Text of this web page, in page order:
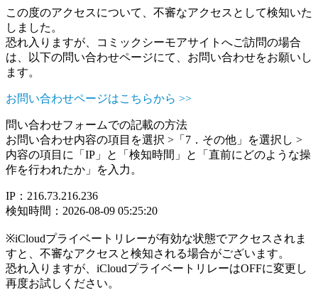
この度のアクセスについて、不審なアクセスとして検知いた
しました。
恐れ入りますが、コミックシーモアサイトへご訪問の場合
は、以下の問い合わせページにて、お問い合わせをお願いし
ます。
お問い合わせページはこちらから >>
問い合わせフォームでの記載の方法
お問い合わせ内容の項目を選択 >「7．その他」を選択し >
内容の項目に「IP」と「検知時間」と「直前にどのような操
作を行われたか」を入力。
IP：216.73.216.236
検知時間：2026-08-09 05:25:20
※iCloudプライベートリレーが有効な状態でアクセスされま
すと、不審なアクセスと検知される場合がございます。
恐れ入りますが、iCloudプライベートリレーはOFFに変更し
再度お試しください。